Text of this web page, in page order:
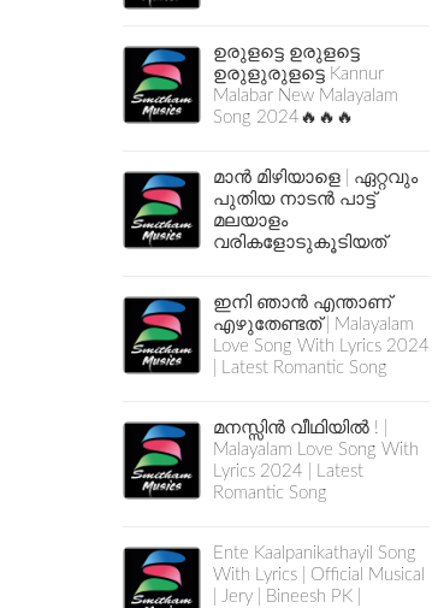
ഉരുളട്ടെ ഉരുളട്ടെ
ഉരുളുരുളട്ടെ Kannur
Malabar New Malayalam
Song 2024🔥🔥🔥
മാൻ മിഴിയാളെ | ഏറ്റവും
പുതിയ നാടൻ പാട്ട്
മലയാളം
വരികളോടുകൂടിയത്
ഇനി ഞാൻ എന്താണ്
എഴുതേണ്ടത് | Malayalam
Love Song With Lyrics 2024
| Latest Romantic Song
മനസ്സിൻ വീഥിയിൽ ! |
Malayalam Love Song With
Lyrics 2024 | Latest
Romantic Song
Ente Kaalpanikathayil Song
With Lyrics | Official Musical
| Jery | Bineesh PK |